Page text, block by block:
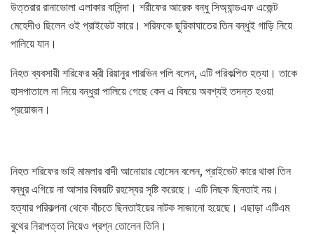
উত্তরার রানাভোলা এলাকার বাসিন্দা। শরীফের আরেক বন্ধু সিঅ্যান্ডএফ এজেন্ট
মেহেদীও ছিলেন ওই প্রাইভেট কারে। শরিফকে ছুরিকাঘাতের তিন বন্ধুই গাড়ি নিয়ে
পালিয়ে যান।
নিহত ব্যবসায়ী শরিফের স্ত্রী রিয়ানুর পারভিন পলি বলেন, এটি পরিকল্পিত হত্যা। তাকে
হাসপাতালে না নিয়ে বন্ধুরা পালিয়ে গেছে কেন এ বিষয়ে অবশ্যই তদন্ত হওয়া
প্রয়োজন।
নিহত শরিফের ভাই মামলার বাদী আনোয়ার হোসেন বলেন, প্রাইভেট কারে থাকা তিন
বন্ধুর এগিয়ে না আসার বিষয়টি রহস্যের সৃষ্টি করেছে। এটি নিছক ছিনতাই নয়।
হত্যার পরিকল্পনা থেকে বাঁচতে ছিনতাইয়ের নাটক সাজানো হয়েছে। এছাড়া এটিএম
বুথের নিরাপত্তা নিয়েও প্রশ্ন তোলেন তিনি।